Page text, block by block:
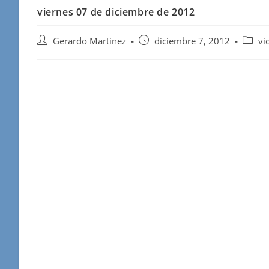
viernes 07 de diciembre de 2012
AutorGerardo Martinez
Publicación
diciembre 7, 2012